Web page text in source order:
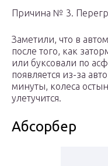
Причина № 3.
Заметили, что в
после того, как
или буксовали по
появляется из-за
минуты, колеса
улетучится.
Абсорбер